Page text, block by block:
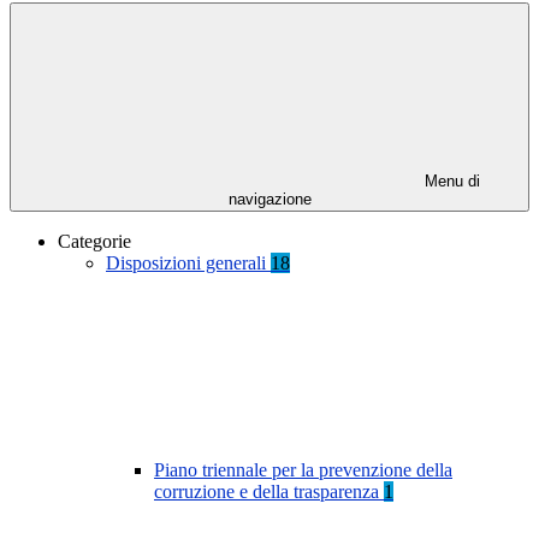
Menu di
navigazione
Categorie
Disposizioni generali 18
Piano triennale per la prevenzione della
corruzione e della trasparenza 1